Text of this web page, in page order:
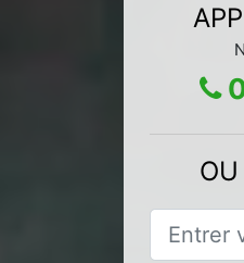
OU